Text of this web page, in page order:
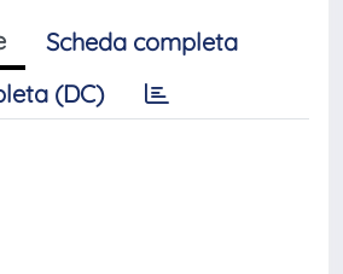
Scheda completa
(DC)